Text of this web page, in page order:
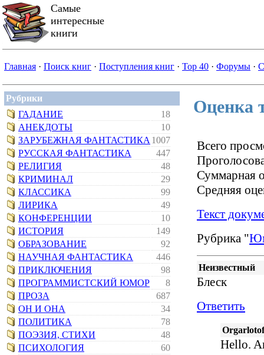
Самые
интересные
книги
Главная · Поиск книг · Поступления книг · Top 40 · Форумы ·
Рубрики
ГАДАНИЕ
18
АНЕКДОТЫ
10
ЗАРУБЕЖНАЯ ФАНТАСТИКА 1007
РУССКАЯ ФАНТАСТИКА
447
РЕЛИГИЯ
48
КРИМИНАЛ
29
КЛАССИКА
99
ЛИРИКА
49
КОНФЕРЕНЦИИ
10
ИСТОРИЯ
149
ОБРАЗОВАНИЕ
92
НАУЧНАЯ ФАНТАСТИКА
446
ПРИКЛЮЧЕНИЯ
98
ПРОГРАММИСТСКИЙ ЮМОР
8
ПРОЗА
687
ОН И ОНА
34
ПОЛИТИКА
78
ПОЭЗИЯ, СТИХИ
48
ПСИХОЛОГИЯ
60
Оценка
Всего
Суммарная
Средняя
Текст
Рубрика "
Неизвестный
Блеск
Ответить
Hello.